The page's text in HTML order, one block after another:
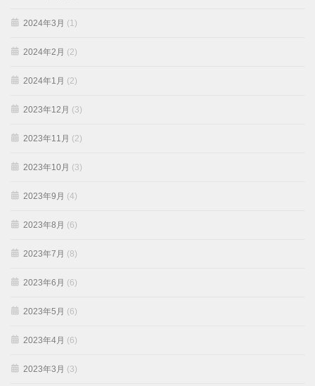
2024年3月 (1)
2024年2月 (2)
2024年1月 (2)
2023年12月 (3)
2023年11月 (2)
2023年10月 (3)
2023年9月 (4)
2023年8月 (6)
2023年7月 (8)
2023年6月 (6)
2023年5月 (6)
2023年4月 (6)
2023年3月 (3)